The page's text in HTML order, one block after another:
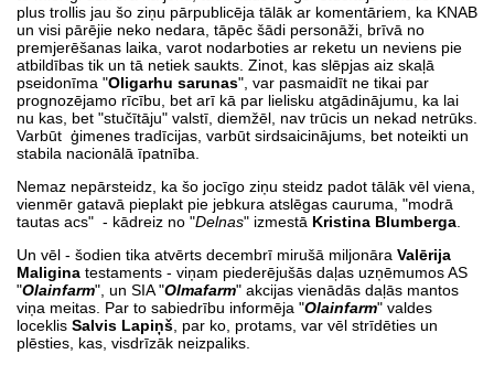
plus trollis jau šo ziņu pārpublicēja tālāk ar komentāriem, ka KNAB
un visi pārējie neko nedara, tāpēc šādi personāži, brīvā no
premjerēšanas laika, varot nodarboties ar reketu un neviens pie
atbildības tik un tā netiek saukts. Zinot, kas slēpjas aiz skaļā
pseidonīma "Oligarhu sarunas", var pasmaidīt ne tikai par
prognozējamo rīcību, bet arī kā par lielisku atgādinājumu, ka lai
nu kas, bet "stučītāju" valstī, diemžēl, nav trūcis un nekad netrūks.
Varbūt ģimenes tradīcijas, varbūt sirdsaicinājums, bet noteikti un
stabila nacionālā īpatnība.
Nemaz nepārsteidz, ka šo jocīgo ziņu steidz padot tālāk vēl viena,
vienmēr gatavā pieplakt pie jebkura atslēgas cauruma, "modrā
tautas acs" - kādreiz no "Delnas" izmestā Kristina Blumberga
Un vēl - šodien tika atvērts decembrī mirušā miljonāra Valērija
Maligina testaments - viņam piederējušās daļas uzņēmumos AS
"Olainfarm", un SIA "Olmafarm" akcijas vienādās daļās mantos
viņa meitas. Par to sabiedrību informēja "Olainfarm" valdes
loceklis Salvis Lapiņš , par ko, protams, var vēl strīdēties un
plēsties, kas, visdrīzāk neizpaliks.